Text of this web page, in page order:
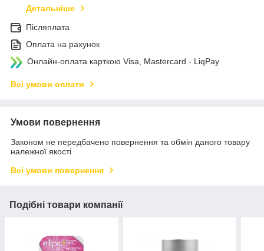
Детальніше
Післяплата
Оплата на рахунок
Онлайн-оплата карткою Visa, Mastercard - LiqPay
Всі умови оплати
Умови повернення
Законом не передбачено повернення та обмін даного товару
належної якості
Всі умови повернення
Подібні товари компанії